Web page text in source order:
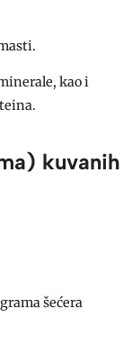
kao i
kuvanih
šećera